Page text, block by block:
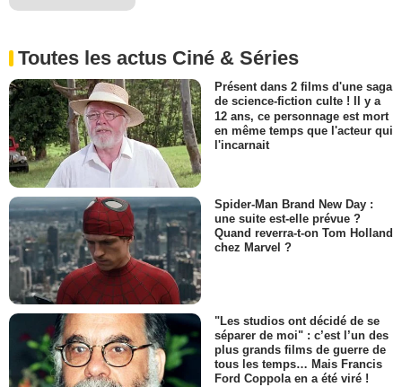
Toutes les actus Ciné & Séries
Présent dans 2 films d'une saga
de science-fiction culte ! Il y a
12 ans, ce personnage est mort
en même temps que l'acteur qui
l'incarnait
Spider-Man Brand New Day :
une suite est-elle prévue ?
Quand reverra-t-on Tom Holland
chez Marvel ?
"Les studios ont décidé de se
séparer de moi" : c’est l’un des
plus grands films de guerre de
tous les temps… Mais Francis
Ford Coppola en a été viré !